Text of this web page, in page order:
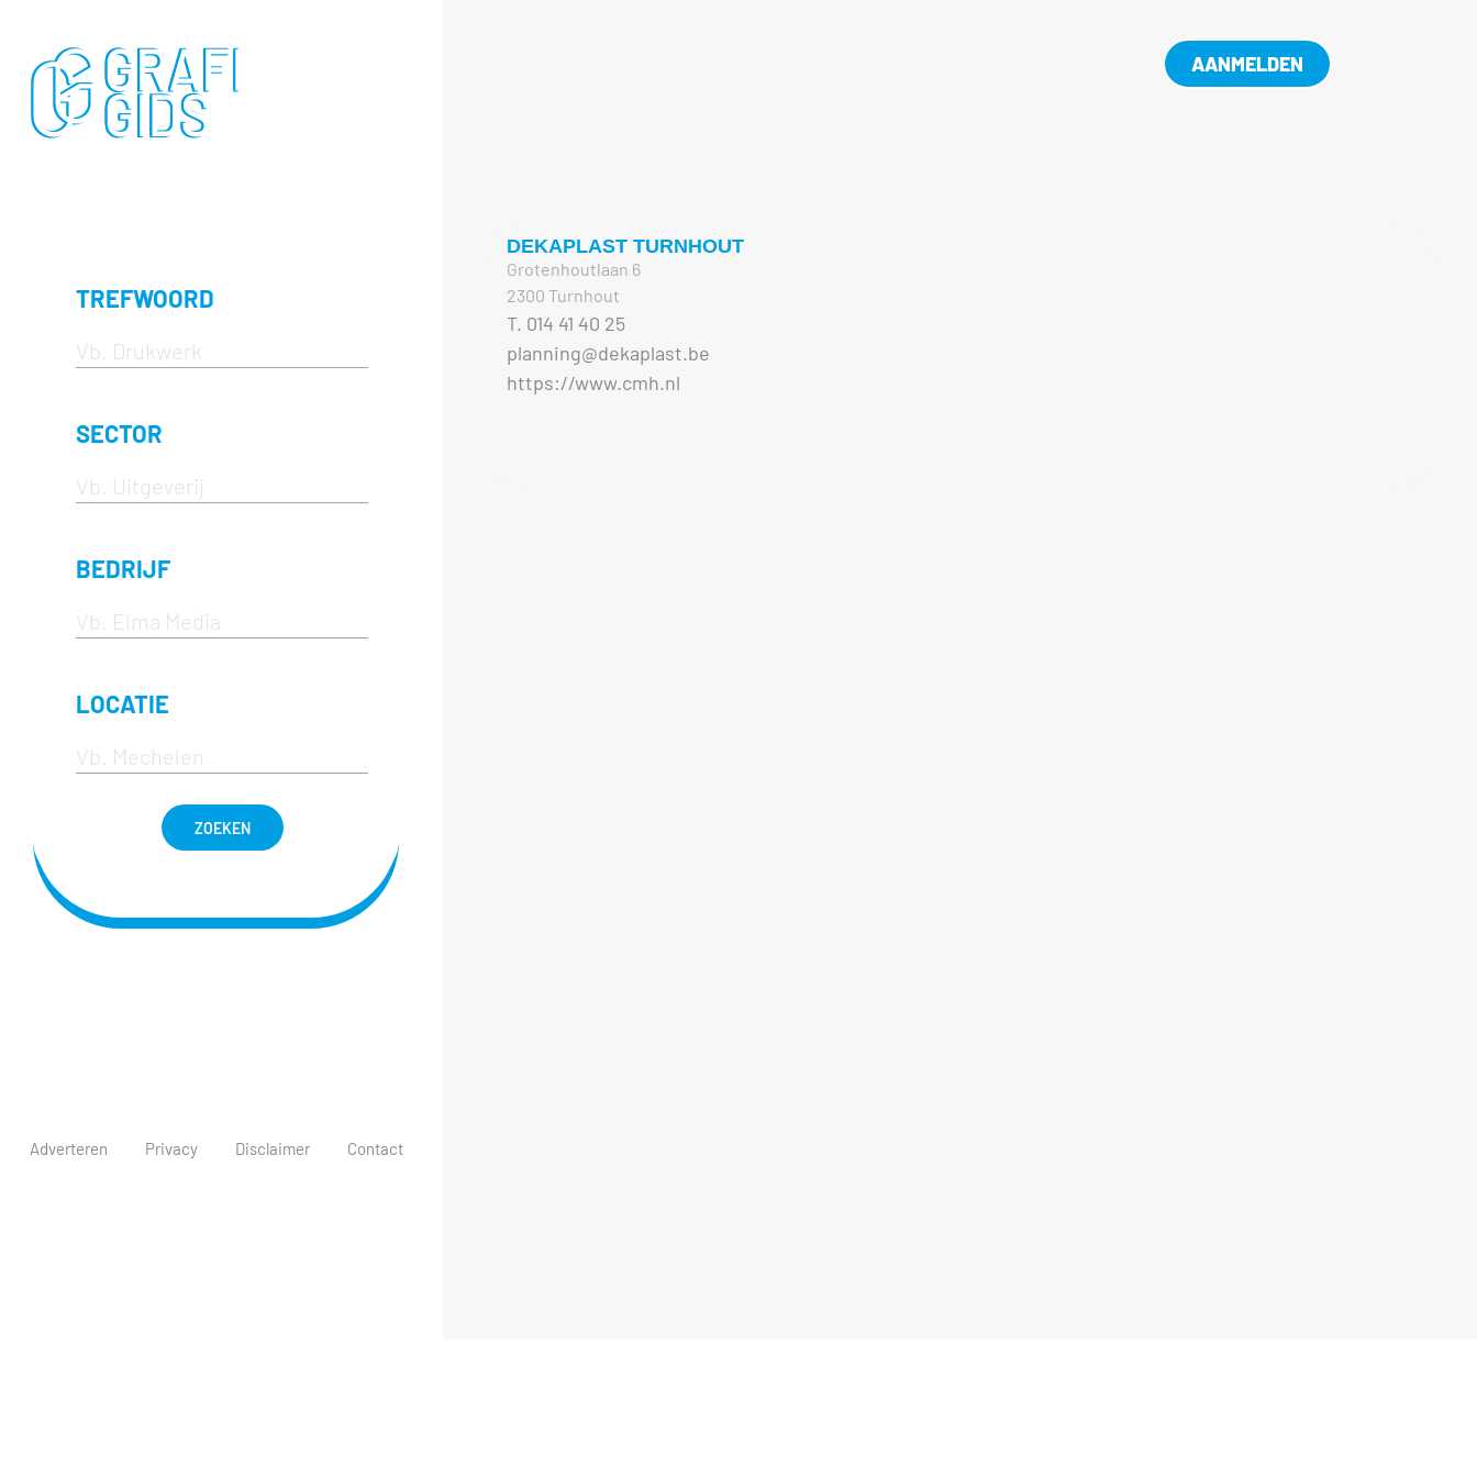
AANMELDEN
TREFWOORD
SECTOR
BEDRIJF
LOCATIE
ZOEKEN
DEKAPLAST TURNHOUT
Grotenhoutlaan 6
2300 Turnhout
T. 014 41 40 25
planning@dekaplast.be
https://www.cmh.nl
Adverteren Privacy Disclaimer Contact